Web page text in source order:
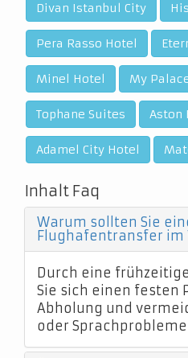
Divan Istanbul City
Pera Rasso Hotel
Minel Hotel My
Tophane Suites Aston
Adamel City Hotel
Inhalt Faq
Warum sollten Sie
Flughafentransfer im
Durch eine
Sie sich einen festen
Abholung und
oder